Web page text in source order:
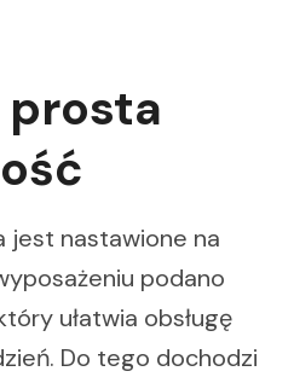
jest nastawione na
podano
ułatwia obsługę
Do tego dochodzi